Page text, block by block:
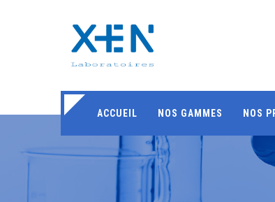
ACCUEIL NOS GAMMES NOS